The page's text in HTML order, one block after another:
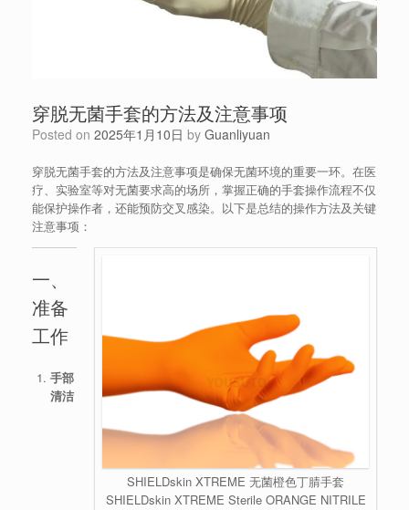
穿脱无菌手套的方法及注意事项
Posted on 2025年1月10日 by Guanliyuan
穿脱无菌手套的方法及注意事项是确保无菌环境的重要一环。在医
疗、实验室等对无菌要求高的场所，掌握正确的手套操作流程不仅
能保护操作者，还能预防交叉感染。以下是总结的操作方法及关键
注意事项：
SHIELDskin XTREME 无菌橙色丁腈手套
SHIELDskin XTREME Sterile ORANGE NITRILE
一、
准备
工作
手部
清洁